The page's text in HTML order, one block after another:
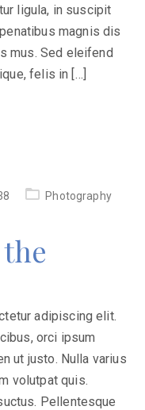
ligula, in suscipit
magnis dis
mus. Sed eleifend
felis in […]
Photography
adipiscing elit.
orci ipsum
ut justo. Nulla varius
volutpat quis.
Pellentesque